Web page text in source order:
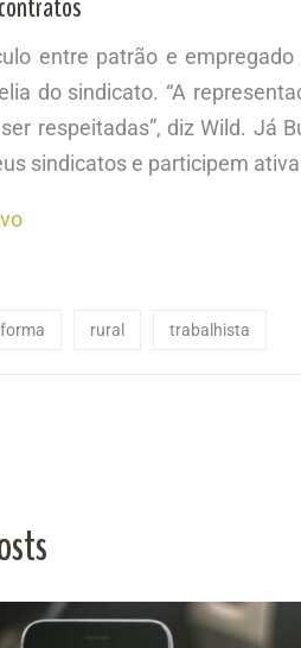
entre patrão e
do sindicato. “A
respeitadas”, diz Wild. Já
sindicatos e participem
rural trabalhista